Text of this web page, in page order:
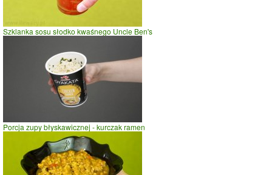
Szklanka sosu słodko kwaśnego Uncle Ben's
Porcja zupy błyskawicznej - kurczak ramen